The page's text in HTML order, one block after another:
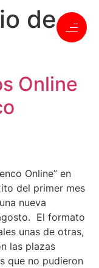
de
Online
Online” en
del primer mes
nueva
El formato
unas de otras,
las plazas
que no pudieron